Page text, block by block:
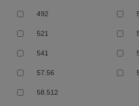
492
521
541
57.56
58.512